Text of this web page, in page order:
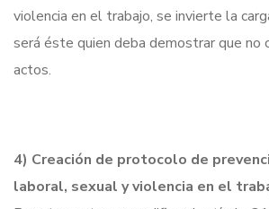
violencia en el trabajo, se invierte la
será éste quien deba demostrar que no
actos.
4) Creación de protocolo de
laboral, sexual y violencia en el